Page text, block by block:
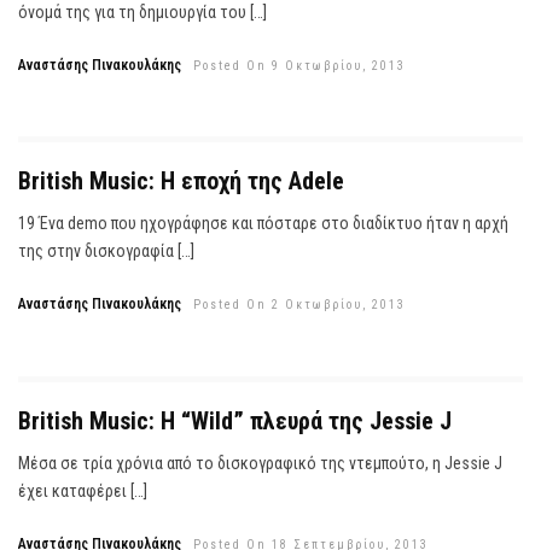
όνομά της για τη δημιουργία του […]
Αναστάσης Πινακουλάκης Posted On 9 Οκτωβρίου, 2013
British Music: Η εποχή της Adele
19 Ένα demo που ηχογράφησε και πόσταρε στο διαδίκτυο ήταν η αρχή
της στην δισκογραφία […]
Αναστάσης Πινακουλάκης Posted On 2 Οκτωβρίου, 2013
British Music: Η “Wild” πλευρά της Jessie J
Μέσα σε τρία χρόνια από το δισκογραφικό της ντεμπούτο, η Jessie J
έχει καταφέρει […]
Αναστάσης Πινακουλάκης Posted On 18 Σεπτεμβρίου, 2013